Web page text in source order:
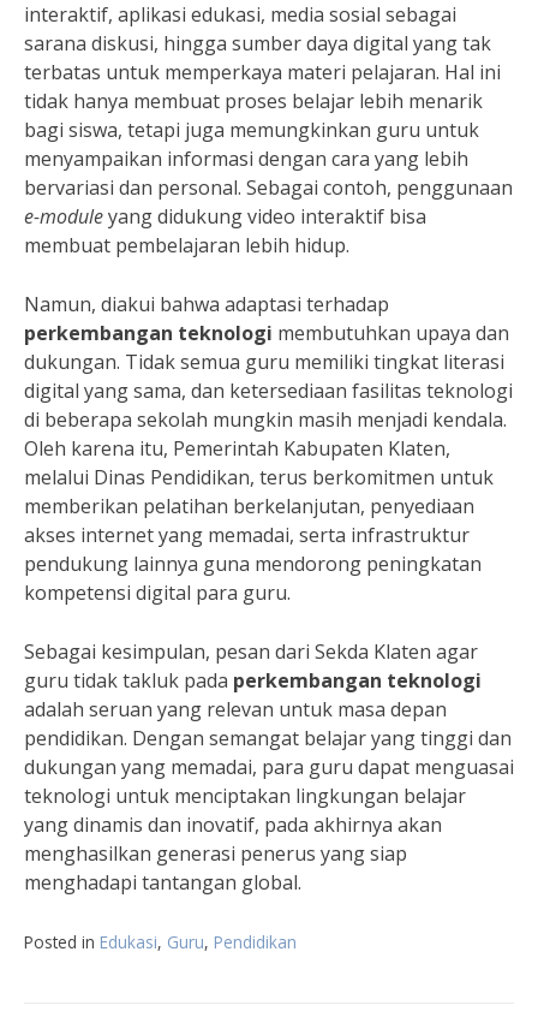
interaktif, aplikasi edukasi, media sosial sebagai
sarana diskusi, hingga sumber daya digital yang tak
terbatas untuk memperkaya materi pelajaran. Hal ini
tidak hanya membuat proses belajar lebih menarik
bagi siswa, tetapi juga memungkinkan guru untuk
menyampaikan informasi dengan cara yang lebih
bervariasi dan personal. Sebagai contoh, penggunaan
e-moduleyang didukung video interaktif bisa
membuat pembelajaran lebih hidup.
Namun, diakui bahwa adaptasi terhadap
perkembangan teknologi membutuhkan upaya dan
dukungan. Tidak semua guru memiliki tingkat literasi
digital yang sama, dan ketersediaan fasilitas teknologi
di beberapa sekolah mungkin masih menjadi kendala.
Oleh karena itu, Pemerintah Kabupaten Klaten,
melalui Dinas Pendidikan, terus berkomitmen untuk
memberikan pelatihan berkelanjutan, penyediaan
akses internet yang memadai, serta infrastruktur
pendukung lainnya guna mendorong peningkatan
kompetensi digital para guru.
Sebagai kesimpulan, pesan dari Sekda Klaten agar
guru tidak takluk pada perkembangan teknologi
adalah seruan yang relevan untuk masa depan
pendidikan. Dengan semangat belajar yang tinggi dan
dukungan yang memadai, para guru dapat menguasai
teknologi untuk menciptakan lingkungan belajar
yang dinamis dan inovatif, pada akhirnya akan
menghasilkan generasi penerus yang siap
menghadapi tantangan global.
Posted in Edukasi, Guru, Pendidikan